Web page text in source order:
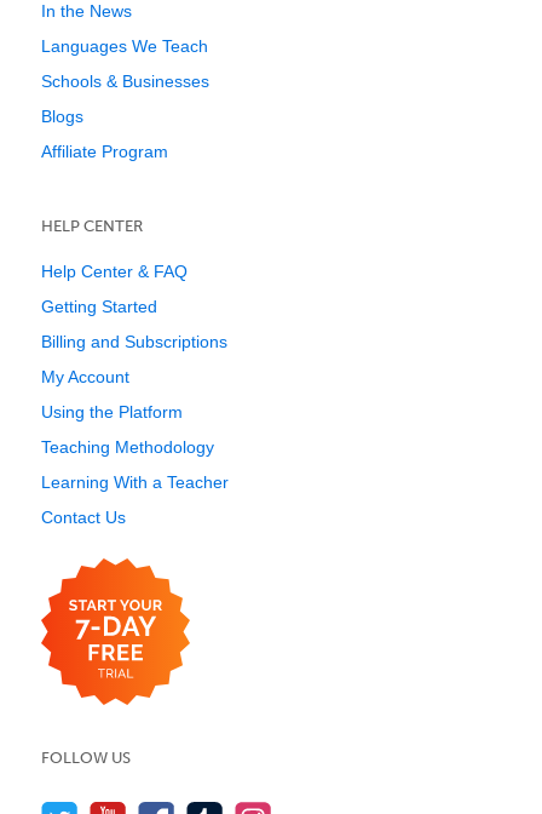
In the News
Languages We Teach
Schools & Businesses
Blogs
Affiliate Program
HELP CENTER
Help Center & FAQ
Getting Started
Billing and Subscriptions
My Account
Using the Platform
Teaching Methodology
Learning With a Teacher
Contact Us
FOLLOW US